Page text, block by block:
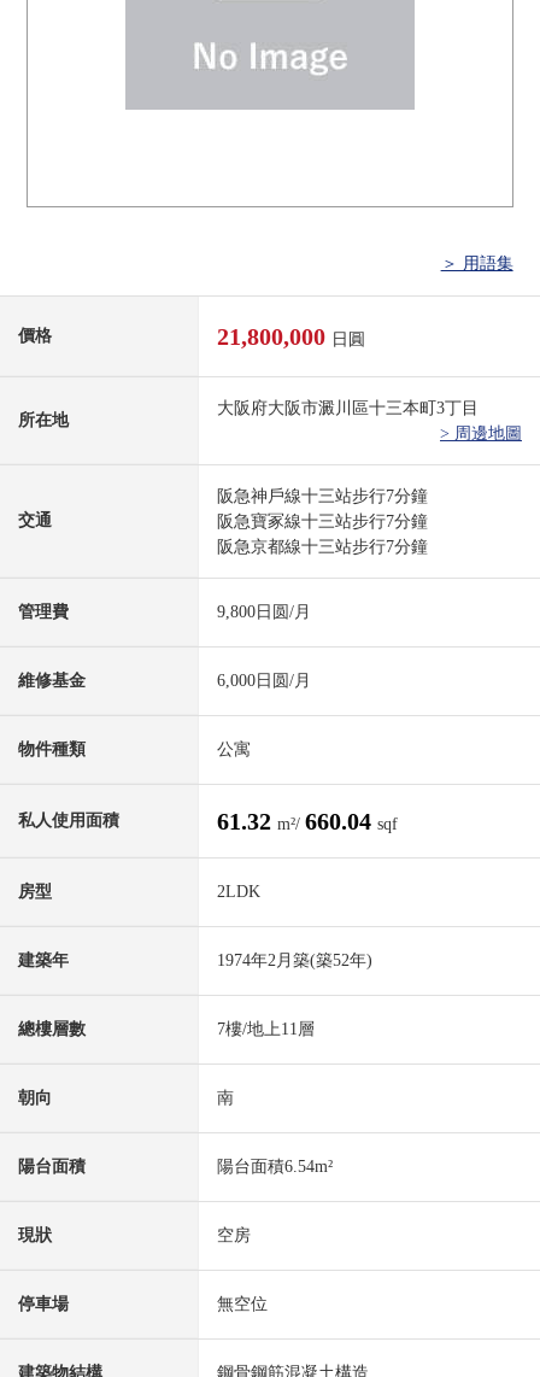
＞ 用語集
價格 21,800,000 日圓
所在地
大阪府大阪市澱川區十三本町3丁目
> 周邊地圖
交通
阪急神戶線十三站步行7分鐘
阪急寶冢線十三站步行7分鐘
阪急京都線十三站步行7分鐘
管理費 9,800日圆/月
維修基金 6,000日圆/月
物件種類 公寓
私人使用面積 61.32 m²/ 660.04 sqf
房型 2LDK
建築年 1974年2月築(築52年)
總樓層數 7樓/地上11層
朝向 南
陽台面積 陽台面積6.54m²
現狀 空房
停車場 無空位
建築物結構 鋼骨鋼筋混凝土構造